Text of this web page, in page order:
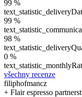
99 %
99 %
98 %
0 %
všechny recenze
filiphofmancz
+ Flair espresso